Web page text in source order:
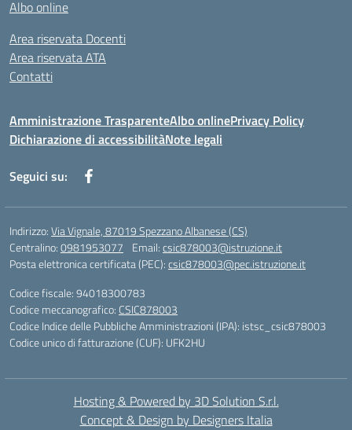
Albo online
Area riservata Docenti
Area riservata ATA
Contatti
Amministrazione TrasparenteAlbo onlinePrivacy Policy
Dichiarazione di accessibilitàNote legali
Seguici su:
Indirizzo:Via Vignale, 87019 Spezzano Albanese (CS)
Centralino:0981953077 Email:csic878003@istruzione.it
Posta elettronica certificata (PEC):csic878003@pec.istruzione.it
Codice fiscale: 94018300783
Codice meccanografico: CSIC878003
Codice Indice delle Pubbliche Amministrazioni (IPA): istsc_csic878003
Codice unico di fatturazione (CUF): UFK2HU
Hosting & Powered by 3D Solution S.r.l.
Concept & Design by Designers Italia